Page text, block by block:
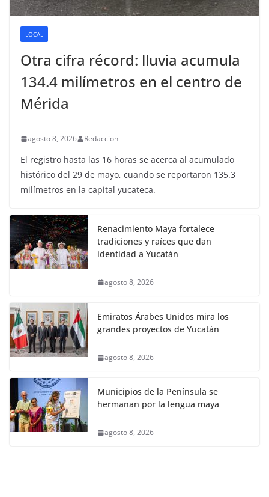
LOCAL
Otra cifra récord: lluvia acumula
134.4 milímetros en el centro de
Mérida
agosto 8, 2026 Redaccion
El registro hasta las 16 horas se acerca al acumulado
histórico del 29 de mayo, cuando se reportaron 135.3
milímetros en la capital yucateca.
Renacimiento Maya fortalece
tradiciones y raíces que dan
identidad a Yucatán
agosto 8, 2026
Emiratos Árabes Unidos mira los
grandes proyectos de Yucatán
agosto 8, 2026
Municipios de la Península se
hermanan por la lengua maya
agosto 8, 2026